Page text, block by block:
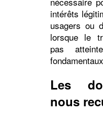
intérêts
usagers ou
lorsque le
pas
Les
nous